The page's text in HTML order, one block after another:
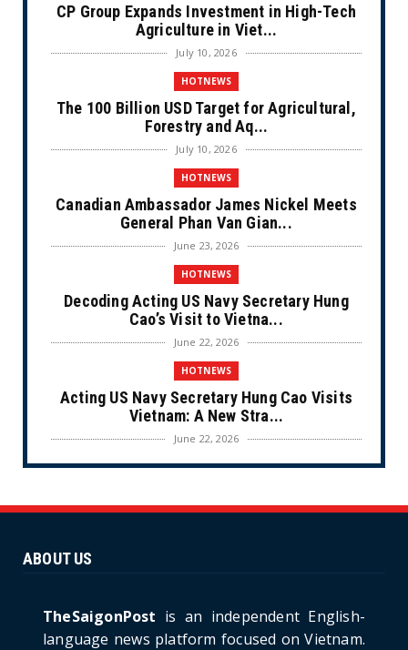
CP Group Expands Investment in High-Tech
Agriculture in Viet...
July 10, 2026
HOTNEWS
The 100 Billion USD Target for Agricultural,
Forestry and Aq...
July 10, 2026
HOTNEWS
Canadian Ambassador James Nickel Meets
General Phan Van Gian...
June 23, 2026
HOTNEWS
Decoding Acting US Navy Secretary Hung
Cao’s Visit to Vietna...
June 22, 2026
HOTNEWS
Acting US Navy Secretary Hung Cao Visits
Vietnam: A New Stra...
June 22, 2026
CULTURE
Ninh Bride Re-enacts...
Project: An Analysi...
June 21, 2026
ABOUT US
TheSaigonPost is an independent English-
language news platform focused on Vietnam.